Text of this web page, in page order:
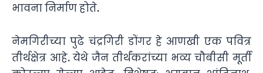
भावना निर्माण होते.
नेमगिरीच्या पुढे चंद्रगिरी डोंगर हे आणखी एक पवित्र
तीर्थक्षेत्र आहे. येथे जैन तीर्थंकरांच्या भव्य चौबीसी मूर्ती